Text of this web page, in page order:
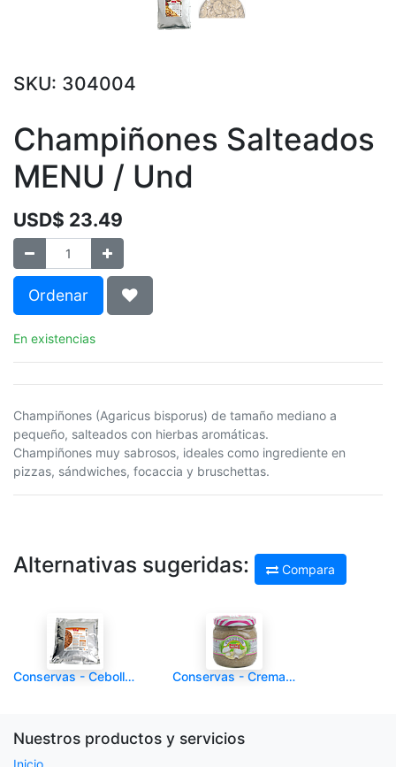
SKU: 304004
Champiñones Salteados
MENU / Und
USD$ 23.49
Ordenar
En existencias
Champiñones (Agaricus bisporus) de tamaño mediano a
pequeño, salteados con hierbas aromáticas.
Champiñones muy sabrosos, ideales como ingrediente en
pizzas, sándwiches, focaccia y bruschettas.
Alternativas sugeridas: Compara
Conservas - Cebolla Caramelizada - MENU - Con Vinagre Balsamico1800 g - Und Conservas - Crema de Champiñones Al Aroma de Trufa - MENU - 760 g - Und
Nuestros productos y servicios
Inicio